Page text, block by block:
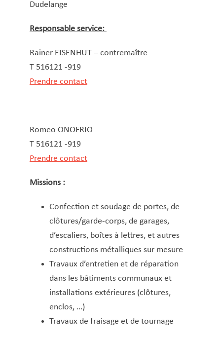
Dudelange
Responsable service:
Rainer EISENHUT – contremaître
T 516121 -919
Prendre contact
Romeo ONOFRIO
T 516121 -919
Prendre contact
Missions :
Confection et soudage de portes, de
clôtures/garde-corps, de garages,
d’escaliers, boîtes à lettres, et autres
constructions métalliques sur mesure
Travaux d’entretien et de réparation
dans les bâtiments communaux et
installations extérieures (clôtures,
enclos, …)
Travaux de fraisage et de tournage